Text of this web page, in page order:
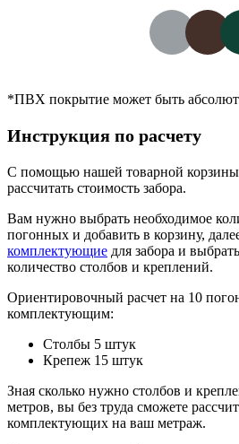
*ПВХ покрытие может быть
Инструкция по расчету
С помощью нашей товарной
рассчитать стоимость забора.
Вам нужно выбрать необходимое
погонных и добавить в корзину,
комплектующие для забора и
количество столбов и креплений.
Ориентировочный расчет на 10
комплектующим:
Столбы 5 штук
Крепеж 15 штук
Зная сколько нужно столбов и
метров, вы без труда сможете
комплектующих на ваш метраж.